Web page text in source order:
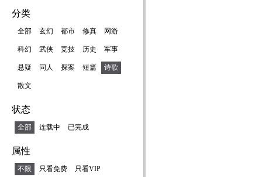
分类
全部 玄幻 都市 修真 网游
科幻 武侠 竞技 历史 军事
悬疑 同人 探案 短篇 诗歌
散文
状态
全部 连载中 已完成
属性
不限 只看免费 只看VIP